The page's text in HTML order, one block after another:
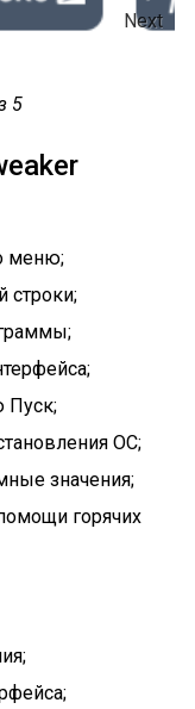
Next
5
меню;
строки;
Пуск;
ОС;
значения;
горячих